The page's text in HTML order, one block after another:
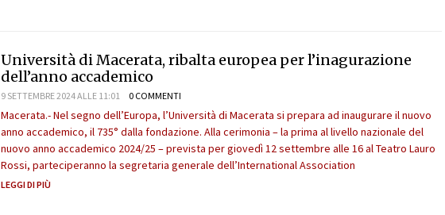
Università di Macerata, ribalta europea per l’inagurazione
dell’anno accademico
9 SETTEMBRE 2024 ALLE 11:01 0 COMMENTI
Macerata.- Nel segno dell’Europa, l’Università di Macerata si prepara ad inaugurare il nuovo
anno accademico, il 735° dalla fondazione. Alla cerimonia – la prima al livello nazionale del
nuovo anno accademico 2024/25 – prevista per giovedì 12 settembre alle 16 al Teatro Lauro
Rossi, parteciperanno la segretaria generale dell’International Association
LEGGI DI PIÙ